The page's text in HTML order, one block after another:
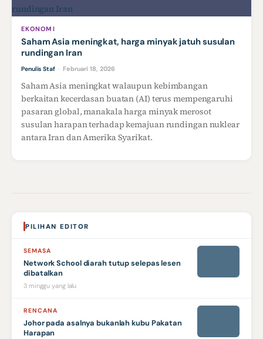
EKONOMI
Saham Asia meningkat, harga minyak jatuh susulan
rundingan Iran
Penulis Staf · Februari 18, 2026
Saham Asia meningkat walaupun kebimbangan
berkaitan kecerdasan buatan (AI) terus mempengaruhi
pasaran global, manakala harga minyak merosot
susulan harapan terhadap kemajuan rundingan nuklear
antara Iran dan Amerika Syarikat.
PILIHAN EDITOR
SEMASA
Network School diarah tutup selepas lesen
dibatalkan
3 minggu yang lalu
RENCANA
Johor pada asalnya bukanlah kubu Pakatan
Harapan